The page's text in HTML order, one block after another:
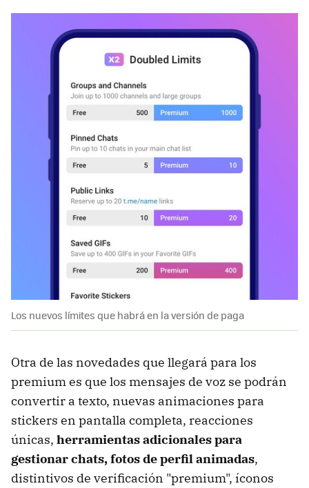
Los nuevos límites que habrá en la versión de paga
Otra de las novedades que llegará para los
premium es que los mensajes de voz se podrán
convertir a texto, nuevas animaciones para
stickers en pantalla completa, reacciones
únicas, herramientas adicionales para
gestionar chats, fotos de perfil animadas,
distintivos de verificación "premium", íconos